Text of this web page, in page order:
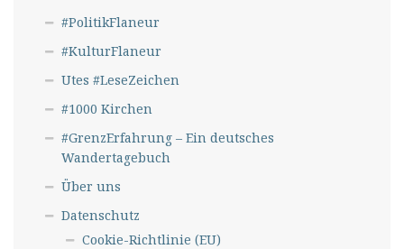
#PolitikFlaneur
#KulturFlaneur
Utes #LeseZeichen
#1000 Kirchen
#GrenzErfahrung – Ein deutsches
Wandertagebuch
Über uns
Datenschutz
Cookie-Richtlinie (EU)